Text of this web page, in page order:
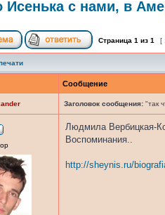
Исенька с нами, в
Страница 1 из 1 [
Сообщение
Заголовок сообщения: "так
Людмила Вербицкая-
Воспоминания..
http://sheynis.ru/